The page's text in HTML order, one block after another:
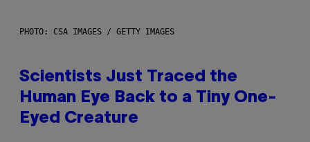
PHOTO: CSA IMAGES / GETTY IMAGES
Scientists Just Traced the
Human Eye Back to a Tiny One-
Eyed Creature